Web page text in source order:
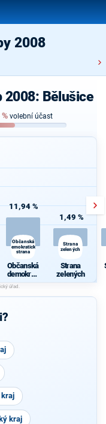
2008
Bělušice
% volební účast
11,94 %
Občanská
demokratická
strana
Občanská
demokrati
cká strana
1,49 %
Strana
zelených
Strana
zelených
kraj
kraj